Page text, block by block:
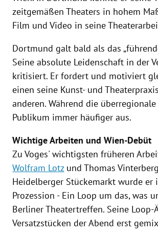
zeitgemäßen Theaters in hohem
Film und Video in seine
Dortmund galt bald als das
Seine absolute Leidenschaft in der
kritisiert. Er fordert und motiviert
einen seine Kunst- und
anderen. Während die
Publikum immer häufiger aus.
Wichtige Arbeiten und Wien-Debüt
Zu Voges' wichtigsten früheren
Wolfram LotzundThomas
Heidelberger Stückemarkt wurde
Prozession - Ein Loop um das, was
Berliner Theatertreffen. Seine
Versatzstücken der Abend erst